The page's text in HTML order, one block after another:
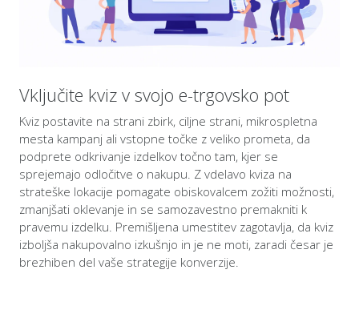
Vključite kviz v svojo e-trgovsko pot
Kviz postavite na strani zbirk, ciljne strani, mikrospletna
mesta kampanj ali vstopne točke z veliko prometa, da
podprete odkrivanje izdelkov točno tam, kjer se
sprejemajo odločitve o nakupu. Z vdelavo kviza na
strateške lokacije pomagate obiskovalcem zožiti možnosti,
zmanjšati oklevanje in se samozavestno premakniti k
pravemu izdelku. Premišljena umestitev zagotavlja, da kviz
izboljša nakupovalno izkušnjo in je ne moti, zaradi česar je
brezhiben del vaše strategije konverzije.